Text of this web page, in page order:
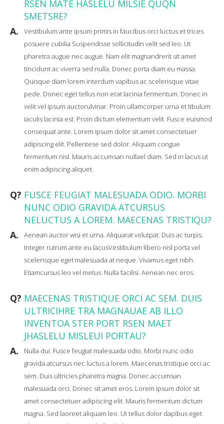
RSEN MATE HASLELU MILSIE QUQN
SMETSRE?
A.
Vestibulum ante ipsum primis in faucibus orci luctus et trices
posuere cubilia Suspendisse sollicitudin velit sed leo. Ut
pharetra augue nec augue. Nam elit magnandrerit sit amet
tincidunt ac viverra sed nulla. Donec porta diam eu massa.
Quisque diam lorem interdum vapibus ac scelerisque vitae
pede. Donec eget tellus non erat lacinia fermentum. Donec in
velit vel ipsum auctorulvinar. Proin ullamcorper urna et tibulum
iaculis lacinia est. Proin dictum elementum velit. Fusce euismod
consequat ante. Lorem ipsum dolor sit amet consectetuer
adipiscing elit. Pellentese sed dolor. Aliquam congue
fermentum nisl. Mauris accumsan nullael diam. Sed in lacus ut
enim adipiscing aliquet.
Q? FUSCE FEUGIAT MALESUADA ODIO. MORBI
NUNC ODIO GRAVIDA ATCURSUS
NELUCTUS A LOREM. MAECENAS TRISTIQU?
A.
Aenean auctor wisi et urna. Aliquarat volutpat. Duis ac turpis.
Integer rutrum ante eu lacusVestibulum libero nisl porta vel
scelerisque eget malesuada at neque. Vivamus eget nibh.
Etiamcursus leo vel metus. Nulla facilisi. Aenean nec eros.
Q? MAECENAS TRISTIQUE ORCI AC SEM. DUIS
ULTRICIHRE TRA MAGNAUAE AB ILLO
INVENTOA STER PORT RSEN MAET
JHASLELU MISLEUI PORTAU?
A.
Nulla dui. Fusce feugiat malesuada odio. Morbi nunc odio
gravida atcursus nec luctus a lorem. Maecenas tristique orci ac
sem. Duis ultricies pharetra magna. Donec accumsan
malesuada orci. Donec sit amet eros. Lorem ipsum dolor sit
amet consectetuer adipiscing elit. Mauris fermentum dictum
magna. Sed laoreet aliquam leo. Ut tellus dolor dapibus eget